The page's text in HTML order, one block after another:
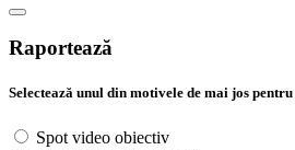
Raportează
Selectează unul din motivele de mai jos
Spot video obiectiv